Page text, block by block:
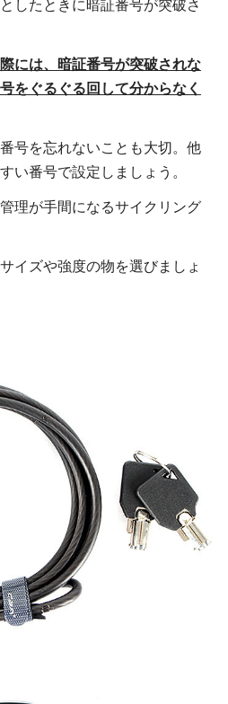
したときに暗証番号が突破さ
には、暗証番号が突破されな
をぐるぐる回して分からなく
号を忘れないことも大切。他
い番号で設定しましょう。
理が手間になるサイクリング
イズや強度の物を選びましょ